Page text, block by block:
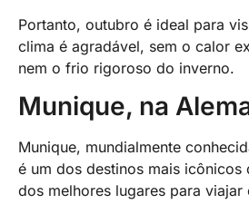
Portanto, outubro é ideal para
clima é agradável, sem o calor
nem o frio rigoroso do inverno.
Munique, na
Munique, mundialmente
é um dos destinos mais icônicos
dos melhores lugares para viajar